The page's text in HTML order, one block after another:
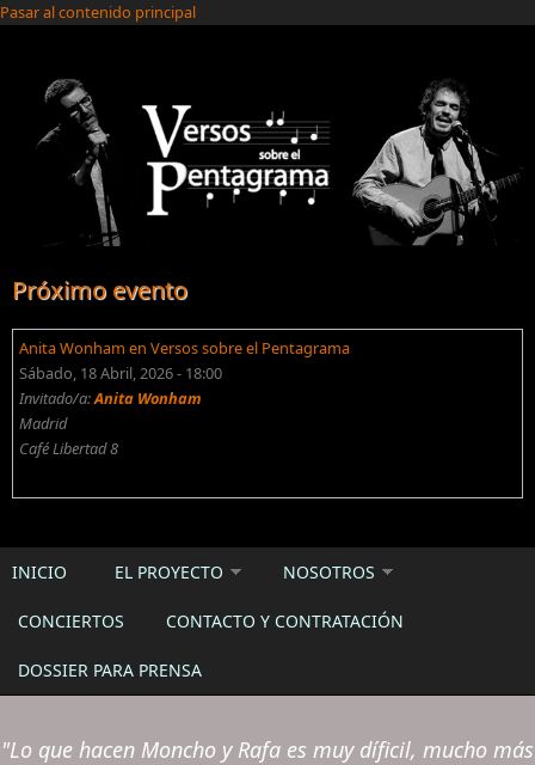
Pasar al contenido principal
Próximo evento
Anita Wonham en Versos sobre el Pentagrama
Sábado, 18 Abril, 2026 - 18:00
Invitado/a:Anita Wonham
Madrid
Café Libertad 8
INICIO EL PROYECTO NOSOTROS
CONCIERTOS CONTACTO Y CONTRATACIÓN
DOSSIER PARA PRENSA
"Lo que hacen Moncho y Rafa es muy díficil, mucho más